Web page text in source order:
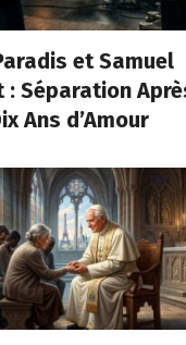
et Samuel
: Séparation
Ans d’Amour